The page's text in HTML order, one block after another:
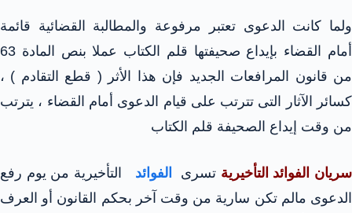
ولما كانت الدعوى تعتبر مرفوعة والمطالبة القضائية قائمة
أمام القضاء بإيداع صحيفتها قلم الكتاب عملا بنص المادة 63
من قانون المرافعات الجديد فإن هذا الأثر ( قطع التقادم ) ،
كسائر الآثار التى تترتب على قيام الدعوى أمام القضاء ، يترتب
من وقت إيداع الصحيفة قلم الكتاب
سريان الفوائد التأخيرية تسرى الفوائد
التأخيرية من يوم رفع
الدعوى مالم تكن سارية من وقت آخر بحكم القانون أو العرف